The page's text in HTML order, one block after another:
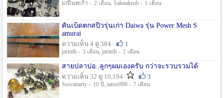
มณีนพเก้า - 2 เดือน, Saknakrub - 1 เดือน
คันเบ็ดตกสปิ๋วรุ่นเก่า Daiwa รุ่น Power Mesh S
amurai
ความเห็น 4 ดู 384
1
jarinth - 3 เดือน, jarinth - 2 เดือน
สายปลาบ่อ..ลูกๆผมเองครับ กว่าจะรวบรวมได้
ความเห็น 32 ดู 10,194
3
Suwanarty - 10 ปี , tatoo006 - 7 เดือน